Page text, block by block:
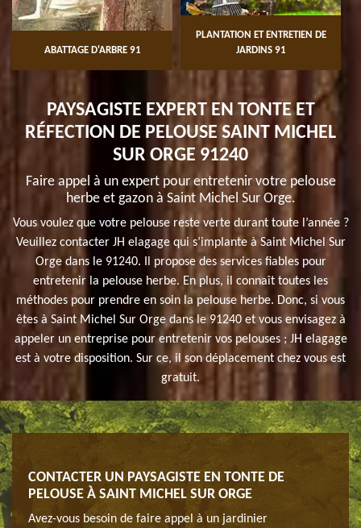
ABATTAGE D'ARBRE 91
PLANTATION ET ENTRETIEN DE
JARDINS 91
PAYSAGISTE EXPERT EN TONTE ET
RÉFECTION DE PELOUSE SAINT MICHEL
SUR ORGE 91240
Faire appel à un expert pour entretenir votre pelouse
herbe et gazon à Saint Michel Sur Orge.
Vous voulez que votre pelouse reste verte durant toute l’année ?
Veuillez contacter JH elagage qui s’implante à Saint Michel Sur
Orge dans le 91240. Il propose des services fiables pour
entretenir la pelouse herbe. En plus, il connaît toutes les
méthodes pour prendre en soin la pelouse herbe. Donc, si vous
êtes à Saint Michel Sur Orge dans le 91240 et vous envisagez à
appeler un entreprise pour entretenir vos pelouses ; JH elagage
est à votre disposition. Sur ce, il son déplacement chez vous est
gratuit.
CONTACTER UN PAYSAGISTE EN TONTE DE
PELOUSE À SAINT MICHEL SUR ORGE
Avez-vous besoin de faire appel à un jardinier